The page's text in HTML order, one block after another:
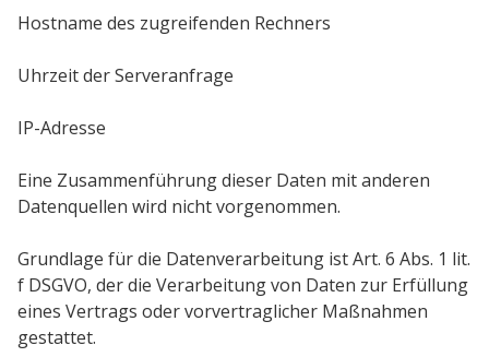
Hostname des zugreifenden Rechners
Uhrzeit der Serveranfrage
IP-Adresse
Eine Zusammenführung dieser Daten mit anderen
Datenquellen wird nicht vorgenommen.
Grundlage für die Datenverarbeitung ist Art. 6 Abs. 1 lit.
f DSGVO, der die Verarbeitung von Daten zur Erfüllung
eines Vertrags oder vorvertraglicher Maßnahmen
gestattet.